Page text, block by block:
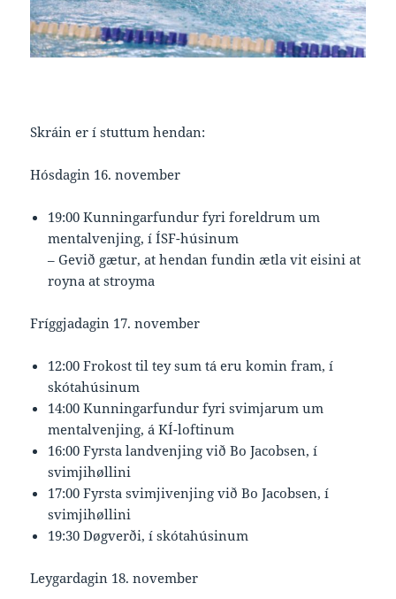
Skráin er í stuttum hendan:
Hósdagin 16. november
19:00 Kunningarfundur fyri foreldrum um
mentalvenjing, í ÍSF-húsinum
– Gevið gætur, at hendan fundin ætla vit eisini at
royna at stroyma
Fríggjadagin 17. november
12:00 Frokost til tey sum tá eru komin fram, í
skótahúsinum
14:00 Kunningarfundur fyri svimjarum um
mentalvenjing, á KÍ-loftinum
16:00 Fyrsta landvenjing við Bo Jacobsen, í
svimjihøllini
17:00 Fyrsta svimjivenjing við Bo Jacobsen, í
svimjihøllini
19:30 Døgverði, í skótahúsinum
Leygardagin 18. november